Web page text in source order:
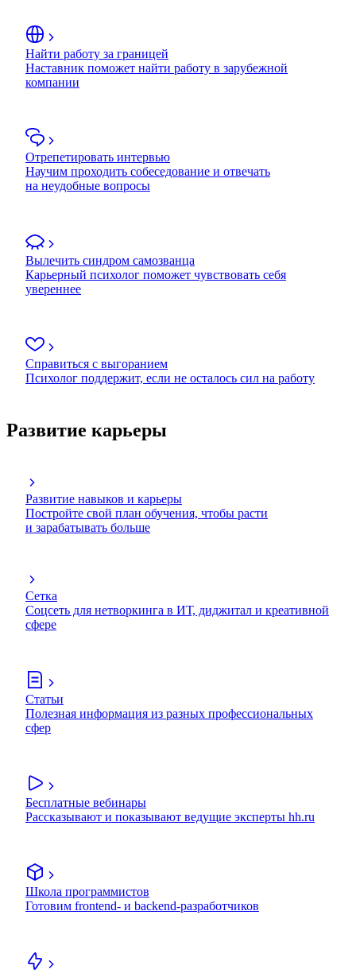
Найти работу за границей
Наставник поможет найти работу в зарубежной
компании
Отрепетировать интервью
Научим проходить собеседование и отвечать
на неудобные вопросы
Вылечить синдром самозванца
Карьерный психолог поможет чувствовать себя
увереннее
Справиться с выгоранием
Психолог поддержит, если не осталось сил на работу
Развитие карьеры
Развитие навыков и карьеры
Постройте свой план обучения, чтобы расти
и зарабатывать больше
Сетка
Соцсеть для нетворкинга в ИТ, диджитал и креативной
сфере
Статьи
Полезная информация из разных профессиональных
сфер
Бесплатные вебинары
Рассказывают и показывают ведущие эксперты hh.ru
Школа программистов
Готовим frontend- и backend-разработчиков